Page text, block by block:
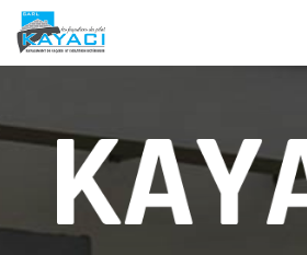
Aller
contenu
principal